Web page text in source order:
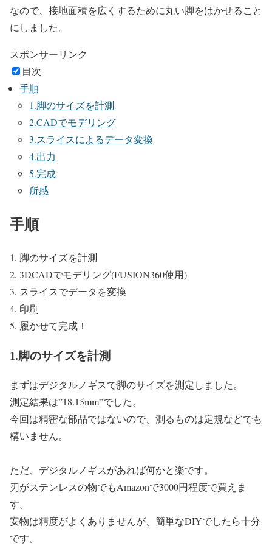
なので、接地面積を広くするために丸い脚をはかせること
にしました。
スポンサーリンク
目次
手順
1.脚のサイズを計測
2.CADでモデリング
3.スライスによるデータ変換
4.出力
5.完成
所感
手順
脚のサイズを計測
3DCADでモデリング(FUSION360使用)
スライスでデータを変換
印刷
履かせて完成！
1.脚のサイズを計測
まずはデジタルノギスで脚のサイズを測定しました。
測定結果は”18.15mm”でした。
今回は精密な部品ではないので、測るものは定規などでも
構いません。
ただ、デジタルノギスがあれば何かと楽です。
刃がステンレスの物でもAmazonで3000円程度で買えま
す。
安物は精度がよくありませんが、簡単なDIYでしたら十分
です。